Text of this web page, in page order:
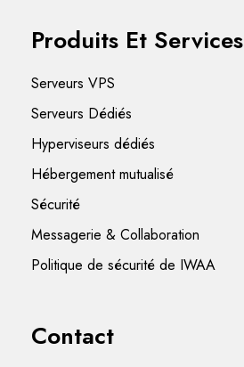
Produits Et Services
Serveurs VPS
Serveurs Dédiés
Hyperviseurs dédiés
Hébergement mutualisé
Sécurité
Messagerie & Collaboration
Politique de sécurité de IWAA
Contact